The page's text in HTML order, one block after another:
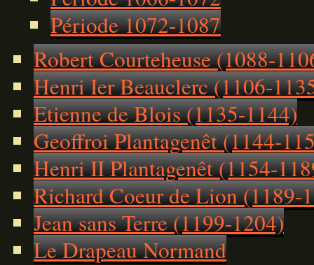
Période 1072-1087
Robert Courteheuse (1088-
Henri Ier Beauclerc (1106-
Etienne de Blois (1135-1144)
Geoffroi Plantagenêt (1144-
Henri II Plantagenêt (1154-
Richard Coeur de Lion (1189-
Jean sans Terre (1199-1204)
Le Drapeau Normand